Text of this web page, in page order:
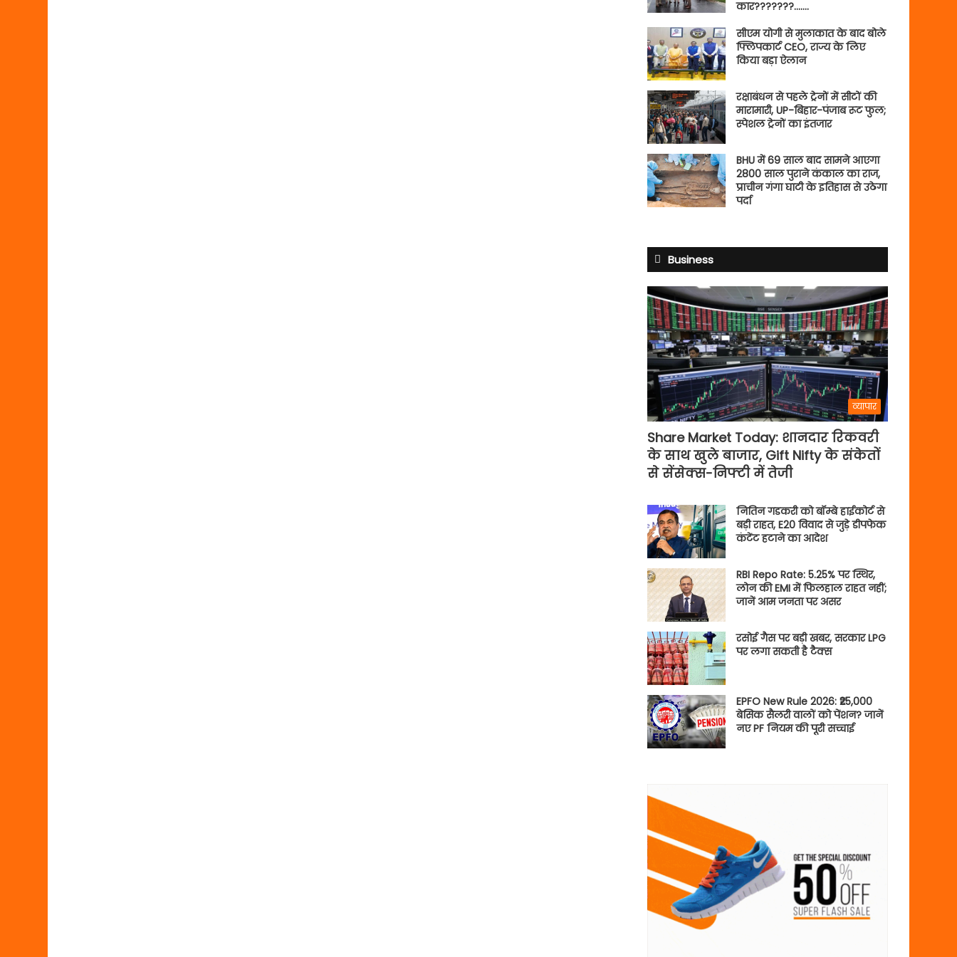
कार???????…….
सीएम योगी से मुलाकात के बाद बोले
फ्लिपकार्ट CEO, राज्य के लिए
किया बड़ा ऐलान
रक्षाबंधन से पहले ट्रेनों में सीटों की
मारामारी, UP-बिहार-पंजाब रूट फुल;
स्पेशल ट्रेनों का इंतजार
BHU में 69 साल बाद सामने आएगा
2800 साल पुराने कंकाल का राज,
प्राचीन गंगा घाटी के इतिहास से उठेगा
पर्दा
Business
व्यापार
Share Market Today: शानदार रिकवरी
के साथ खुले बाजार, Gift Nifty के संकेतों
से सेंसेक्स-निफ्टी में तेजी
नितिन गडकरी को बॉम्बे हाईकोर्ट से
बड़ी राहत, E20 विवाद से जुड़े डीपफेक
कंटेंट हटाने का आदेश
RBI Repo Rate: 5.25% पर स्थिर,
लोन की EMI में फिलहाल राहत नहीं;
जानें आम जनता पर असर
रसोई गैस पर बड़ी खबर, सरकार LPG
पर लगा सकती है टैक्स
EPFO New Rule 2026: ₹25,000
बेसिक सैलरी वालों को पेंशन? जानें
नए PF नियम की पूरी सच्चाई